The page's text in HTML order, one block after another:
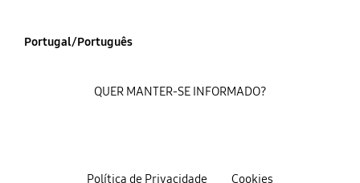
Portugal/Português
Política de Privacidade Cookies
QUER MANTER-SE INFORMADO?